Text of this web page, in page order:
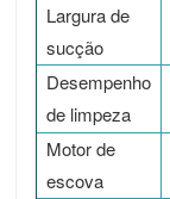
Largura de
sucção
Desempenho
de limpeza
Motor de
escova